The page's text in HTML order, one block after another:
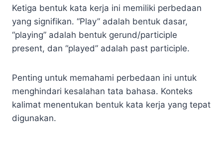
Ketiga bentuk kata kerja ini memiliki perbedaan
yang signifikan. “Play” adalah bentuk dasar,
“playing” adalah bentuk gerund/participle
present, dan “played” adalah past participle.
Penting untuk memahami perbedaan ini untuk
menghindari kesalahan tata bahasa. Konteks
kalimat menentukan bentuk kata kerja yang tepat
digunakan.